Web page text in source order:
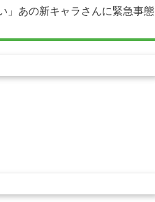
」あの新キャラさんに緊急事態